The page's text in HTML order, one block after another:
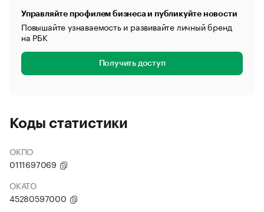
Управляйте профилем бизнеса и публикуйте новости
Повышайте узнаваемость и развивайте личный бренд
на РБК
Получить доступ
Коды статистики
ОКПО
0111697069
ОКАТО
45280597000